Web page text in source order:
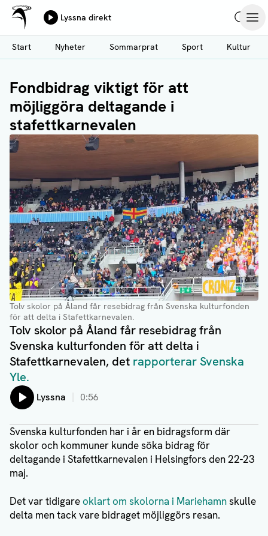
Hoppa
till
huvudinnehåll
Ålands Radio & TV
Lyssna direkt
Start
Nyheter Sommarprat Sport Kultur
Fondbidrag viktigt för att
möjliggöra deltagande i
stafettkarnevalen
Tolv skolor på Åland får resebidrag från Svenska kulturfonden
för att delta i Stafettkarnevalen.
Tolv skolor på Åland får resebidrag från
Svenska kulturfonden för att delta i
Stafettkarnevalen, det rapporterar Svenska
Yle.
Lyssna 0:56
Svenska kulturfonden har i år en bidragsform där
skolor och kommuner kunde söka bidrag för
deltagande i Stafettkarnevalen i Helsingfors den 22-23
maj.
Det var tidigareoklart om skolorna i Mariehamnskulle
delta men tack vare bidraget möjliggörs resan.